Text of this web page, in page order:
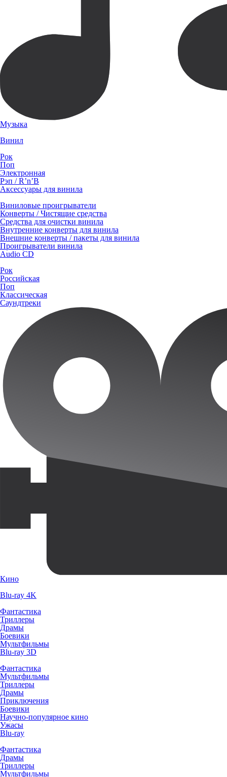
Музыка
Винил
Рок
Поп
Электронная
Рэп / R’n’B
Аксессуары для винила
Виниловые проигрыватели
Конверты / Чистящие средства
Средства для очистки винила
Внутренние конверты для винила
Внешние конверты / пакеты для винила
Проигрыватели винила
Audio CD
Рок
Российская
Поп
Классическая
Саундтреки
Кино
Blu-ray 4K
Фантастика
Триллеры
Драмы
Боевики
Мультфильмы
Blu-ray 3D
Фантастика
Мультфильмы
Триллеры
Драмы
Приключения
Боевики
Научно-популярное кино
Ужасы
Blu-ray
Фантастика
Драмы
Триллеры
Мультфильмы